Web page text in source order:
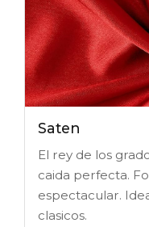
Saten
El rey de los
caida perfecta.
espectacular.
clasicos.